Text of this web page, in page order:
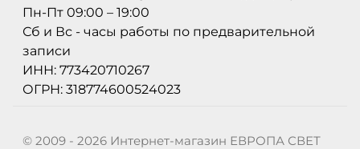
Пн-Пт 09:00 – 19:00
Сб и Вс - часы работы по предварительной
записи
ИНН: 773420710267
ОГРН: 318774600524023
© 2009 - 2026 Интернет-магазин ЕВРОПА СВЕТ